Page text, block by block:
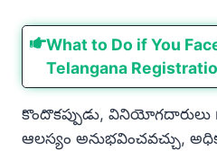
What to Do if You
Telangana
కొందొకప్పుడు, వినియోగదారులు
ఆలస్యం అనుభవించవచ్చు,